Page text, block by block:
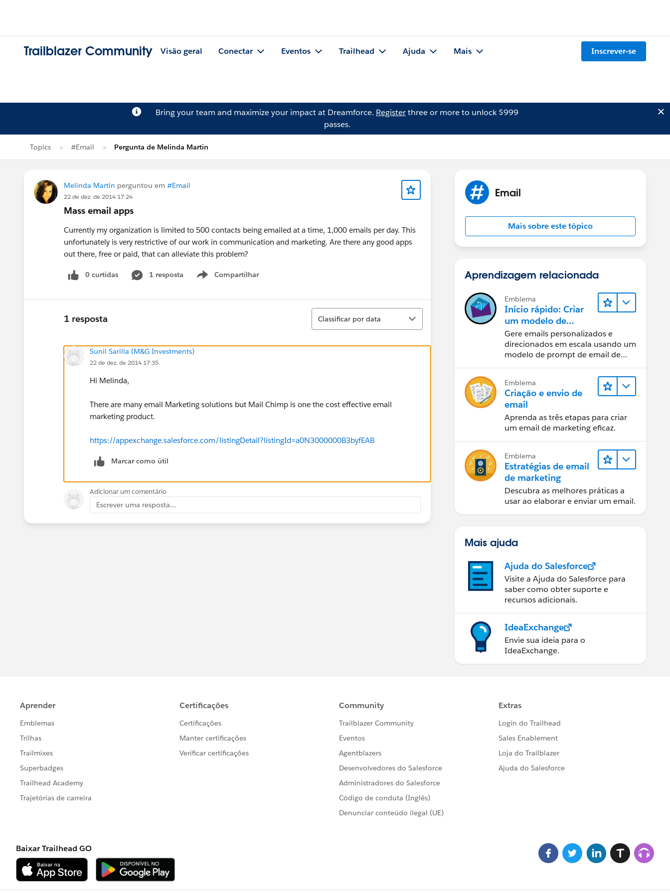
Trailblazer Community Visão geral Conectar Eventos Trailhead Ajuda Mais Inscrever-se
Bring your team and maximize your impact at Dreamforce. Registerthree or more to unlock $999
passes.
Topics #Email Pergunta de Melinda Martin
Melinda Martin perguntou em #Email
22 de dez. de 2014 17:24
Mass email apps
Currently my organization is limited to 500 contacts being emailed at a time, 1,000 emails per day. This
unfortunately is very restrictive of our work in communication and marketing. Are there any good apps
out there, free or paid, that can alleviate this problem?
0 curtidas 1 resposta Compartilhar
Show menu
1 resposta
Classificar
Classificar por data
Sunil Sarilla (M&G Investments)
22 de dez. de 2014 17:35
Hi Melinda,
There are many email Marketing solutions but Mail Chimp is one the cost effective email
marketing product.
https://appexchange.salesforce.com/listingDetail?listingId=a0N3000000B3byfEAB
Marcar como útil
Adicionar um comentário
Escrever uma resposta...
Email
Mais sobre este tópico
Aprendizagem relacionada
Emblema
Início rápido: Criar
um modelo de
prompt de email de
vendas
Gere emails personalizados e
direcionados em escala usando um
modelo de prompt de email de
Emblema
Criação e envio de
email
Aprenda as três etapas para criar
um email de marketing eficaz.
Emblema
Estratégias de email
de marketing
Descubra as melhores práticas a
usar ao elaborar e enviar um email.
Mais ajuda
Ajuda do Salesforce
Visite a Ajuda do Salesforce para
saber como obter suporte e
recursos adicionais.
IdeaExchange
Envie sua ideia para o
IdeaExchange.